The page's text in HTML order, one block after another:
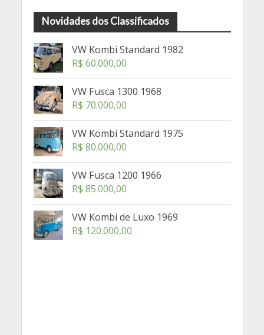
Novidades dos Classificados
VW Kombi Standard 1982
R$ 60.000,00
VW Fusca 1300 1968
R$ 70.000,00
VW Kombi Standard 1975
R$ 80.000,00
VW Fusca 1200 1966
R$ 85.000,00
VW Kombi de Luxo 1969
R$ 120.000,00